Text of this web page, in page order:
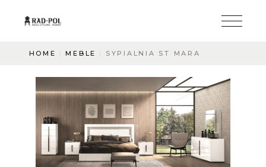
HOME MEBLE SYPIALNIA ST MARA